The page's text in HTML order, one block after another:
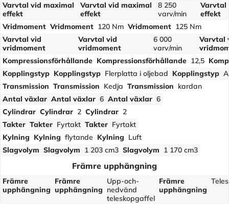
Varvtal vid maximal
effekt
Varvtal vid maximal
effekt
8 250
varv/min
Varvtal
effekt
Vridmoment Vridmoment 120 Nm Vridmoment 125 Nm
Varvtal vid
vridmoment
Varvtal vid
vridmoment
6 000
varv/min
Varvtal
Kompressionsförhållande Kompressionsförhållande 12,5
Kopplingstyp Kopplingstyp Flerplatta i oljebad Kopplingstyp
Transmission Transmission Kedja Transmission kardan
Antal växlar Antal växlar 6 Antal växlar 6
Cylindrar Cylindrar 2 Cylindrar 2
Takter Takter Fyrtakt Takter Fyrtakt
Kylning Kylning flytande Kylning Luft
Slagvolym Slagvolym 1 203 cm3 Slagvolym 1 170 cm3
Främre upphängning
Främre
upphängning
Främre
upphängning
Upp-och-
nedvänd
teleskopgaffel
Främre
upphängning